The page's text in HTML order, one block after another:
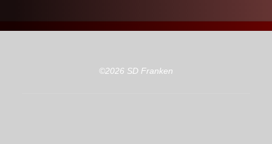
©2026 SD Franken